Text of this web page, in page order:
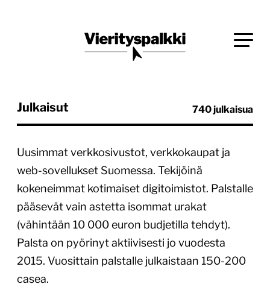
Vierityspalkki.fi
Julkaisut 740 julkaisua
Uusimmat verkkosivustot, verkkokaupat ja
web-sovellukset Suomessa. Tekijöinä
kokeneimmat kotimaiset digitoimistot. Palstalle
pääsevät vain astetta isommat urakat
(vähintään 10 000 euron budjetilla tehdyt).
Palsta on pyörinyt aktiivisesti jo vuodesta
2015. Vuosittain palstalle julkaistaan 150-200
casea.